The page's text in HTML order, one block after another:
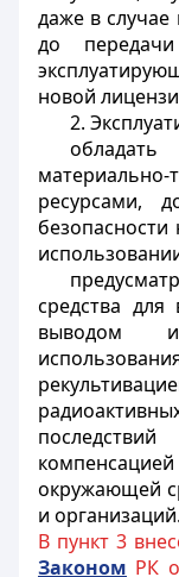
даже в
до
новой
2.
ресурсами,
безопасности
средства
выводом
окружающей
и организаций.
В пункт 3
Законом РК